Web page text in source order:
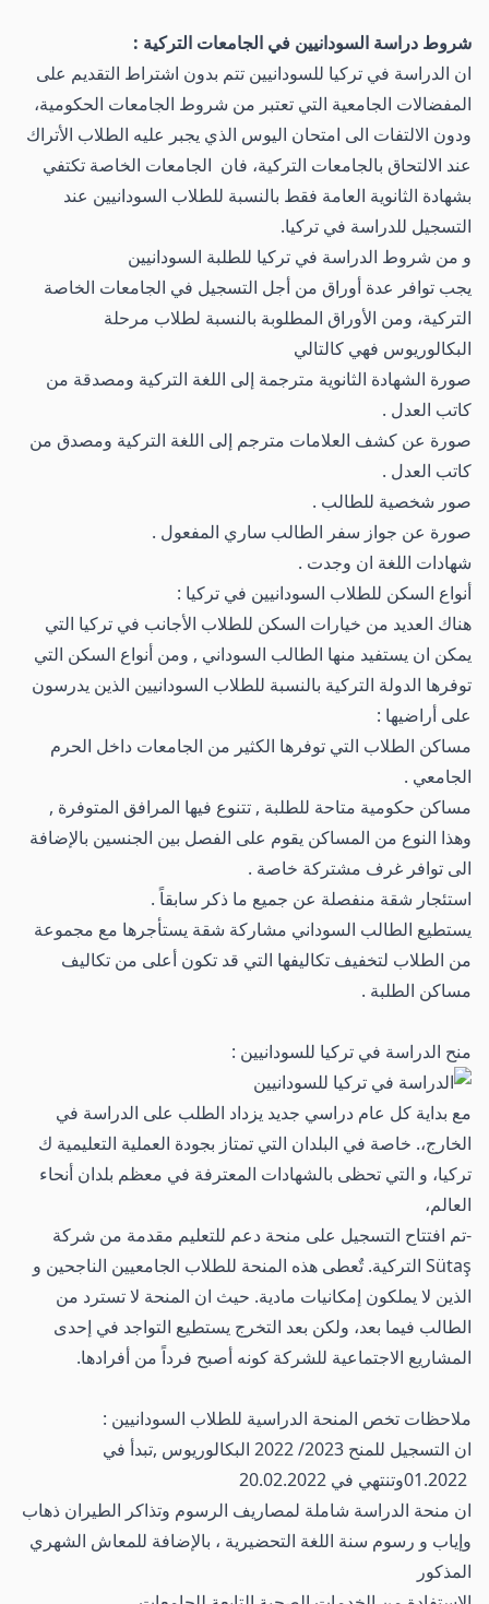
شروط دراسة السودانيين في الجامعات التركية :
ان الدراسة في تركيا للسودانيين تتم بدون اشتراط التقديم على
المفضالات الجامعية التي تعتبر من شروط الجامعات الحكومية،
ودون الالتفات الى امتحان اليوس الذي يجبر عليه الطلاب الأتراك
عند الالتحاق بالجامعات التركية، فان الجامعات الخاصة تكتفي
بشهادة الثانوية العامة فقط بالنسبة للطلاب السودانيين عند
التسجيل للدراسة في تركيا.
و من شروط الدراسة في تركيا للطلبة السودانيين
يجب توافر عدة أوراق من أجل التسجيل في الجامعات الخاصة
التركية، ومن الأوراق المطلوبة بالنسبة لطلاب مرحلة
البكالوريوس فهي كالتالي
صورة الشهادة الثانوية مترجمة إلى اللغة التركية ومصدقة من
كاتب العدل .
صورة عن كشف العلامات مترجم إلى اللغة التركية ومصدق من
كاتب العدل .
صور شخصية للطالب .
صورة عن جواز سفر الطالب ساري المفعول .
شهادات اللغة ان وجدت .
أنواع السكن للطلاب السودانيين في تركيا :
هناك العديد من خيارات السكن للطلاب الأجانب في تركيا التي
يمكن ان يستفيد منها الطالب السوداني , ومن أنواع السكن التي
توفرها الدولة التركية بالنسبة للطلاب السودانيين الذين يدرسون
على أراضيها :
مساكن الطلاب التي توفرها الكثير من الجامعات داخل الحرم
الجامعي .
مساكن حكومية متاحة للطلبة , تتنوع فيها المرافق المتوفرة ,
وهذا النوع من المساكن يقوم على الفصل بين الجنسين بالإضافة
الى توافر غرف مشتركة خاصة .
استئجار شقة منفصلة عن جميع ما ذكر سابقاً .
يستطيع الطالب السوداني مشاركة شقة يستأجرها مع مجموعة
من الطلاب لتخفيف تكاليفها التي قد تكون أعلى من تكاليف
مساكن الطلبة .
منح الدراسة في تركيا للسودانيين :
مع بداية كل عام دراسي جديد يزداد الطلب على الدراسة في
الخارج،. خاصة في البلدان التي تمتاز بجودة العملية التعليمية ك
تركيا، و التي تحظى بالشهادات المعترفة في معظم بلدان أنحاء
العالم،
-تم افتتاح التسجيل على منحة دعم للتعليم مقدمة من شركة
Sütaş التركية. تٌعطى هذه المنحة للطلاب الجامعيين الناجحين و
الذين لا يملكون إمكانيات مادية. حيث ان المنحة لا تسترد من
الطالب فيما بعد، ولكن بعد التخرج يستطيع التواجد في إحدى
المشاريع الاجتماعية للشركة كونه أصبح فرداً من أفرادها.
ملاحظات تخص المنحة الدراسية للطلاب السودانيين :
ان التسجيل للمنح 2023/ 2022 البكالوريوس ,تبدأ في
ان منحة الدراسة شاملة لمصاريف الرسوم وتذاكر الطيران ذهاب
وإياب و رسوم سنة اللغة التحضيرية ، بالإضافة للمعاش الشهري
المذكور